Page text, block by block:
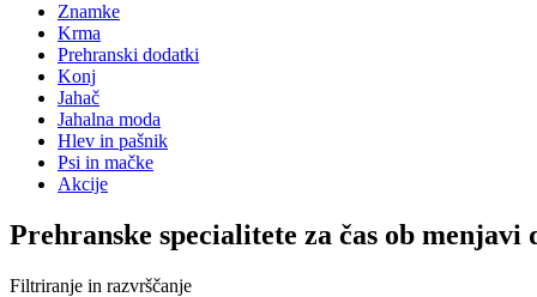
Znamke
Krma
Prehranski dodatki
Konj
Jahač
Jahalna moda
Hlev in pašnik
Psi in mačke
Akcije
Prehranske specialitete za čas ob menjavi
Filtriranje in razvrščanje